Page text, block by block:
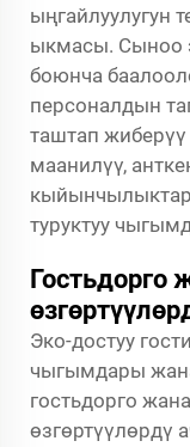
ыңгайлуулугун
ыкмасы. Сыноо
боюнча
персоналдын
таштап
маанилүү,
туруктуу
Гостьдорго
Эко-достуу
чыгымдары
гостьдорго
өзгөртүүлөрдү